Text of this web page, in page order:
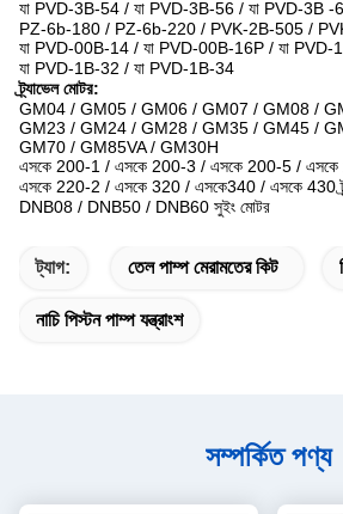
যা PVD-3B-54 / যা PVD-3B-56 / যা PVD-3B -
PZ-6b-180 / PZ-6b-220 / PVK-2B-505 /
যা PVD-00B-14 / যা PVD-00B-16P / যা
যা PVD-1B-32 / যা PVD-1B-34
ট্র্যাভেল মোটর:
GM04 / GM05 / GM06 / GM07 / GM08 /
GM23 / GM24 / GM28 / GM35 / GM45 /
GM70 / GM85VA / GM30H
এসকে 200-1 / এসকে 200-3 / এসকে 200-5 /
এসকে 220-2 / এসকে 320 / এসকে340 / এসকে 430
DNB08 / DNB50 / DNB60 সুইং মোটর
ট্যাগ: তেল পাম্প মেরামতের কিট
নাচি পিস্টন পাম্প যন্ত্রাংশ
সম্পর্কিত পণ্য